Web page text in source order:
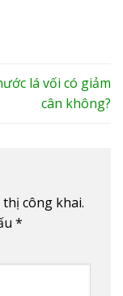
lá vối có giảm
cân không?
công khai.
*